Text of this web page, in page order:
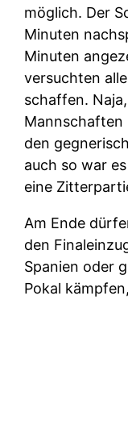
möglich. Der
Minuten
Minuten
versuchten
schaffen.
Mannschaften
den
auch so war
eine
Am Ende
den
Spanien oder
Pokal